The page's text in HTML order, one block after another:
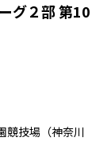
グ２部 第10
競技場（神奈川